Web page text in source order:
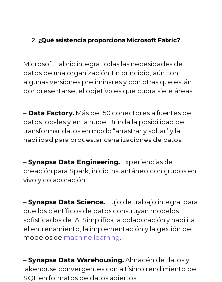
¿Qué asistencia proporciona Microsoft Fabric?
Microsoft Fabric integra todas las necesidades de
datos de una organización. En principio, aún con
algunas versiones preliminares y con otras que están
por presentarse, el objetivo es que cubra siete áreas:
– Data Factory.Más de 150 conectores a fuentes de
datos locales y en la nube. Brinda la posibilidad de
transformar datos en modo “arrastrar y soltar” y la
habilidad para orquestar canalizaciones de datos.
–Synapse Data Engineering.Experiencias de
creación para Spark, inicio instantáneo con grupos en
vivo y colaboración.
–Synapse Data Science.Flujo de trabajo integral para
que los científicos de datos construyan modelos
sofisticados de IA. Simplifica la colaboración y habilita
el entrenamiento, la implementación y la gestión de
modelos de machine learning
–Synapse Data Warehousing.Almacén de datos y
lakehouse convergentes con altísimo rendimiento de
SQL en formatos de datos abiertos.